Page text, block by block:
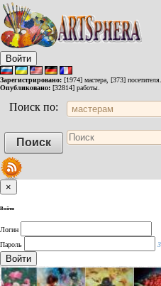
Войти
Зарегистрировано: [1974] мастера, [373] посетителя.
Опубликовано: [32814] работы.
Поиск по:
×
Войти
Логин
Пароль
Войти